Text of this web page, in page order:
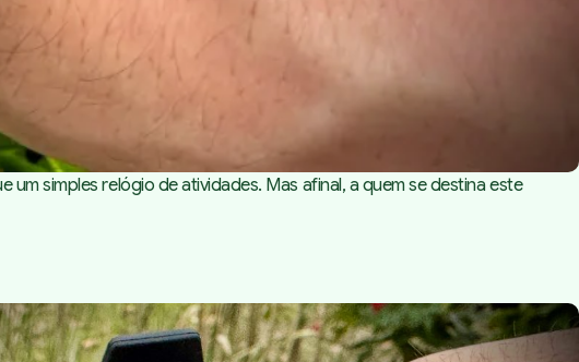
simples relógio de atividades. Mas afinal, a quem se destina este